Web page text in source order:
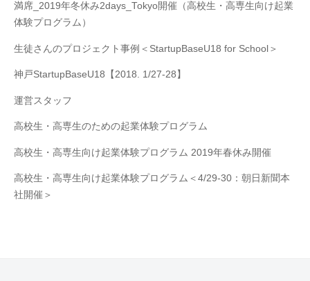
満席_2019年冬休み2days_Tokyo開催（高校生・高専生向け起業
体験プログラム）
生徒さんのプロジェクト事例＜StartupBaseU18 for School＞
神戸StartupBaseU18【2018. 1/27-28】
運営スタッフ
高校生・高専生のための起業体験プログラム
高校生・高専生向け起業体験プログラム 2019年春休み開催
高校生・高専生向け起業体験プログラム＜4/29-30：朝日新聞本
社開催＞